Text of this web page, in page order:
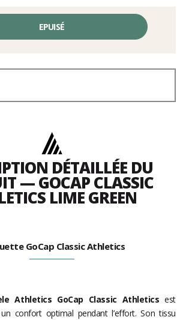
EPUISÉ
DÉTAILLÉE DU
— GOCAP CLASSIC
LIME GREEN
GoCap Classic Athletics
Athletics GoCap Classic Athletics est
confort optimal pendant l’effort. Son tissu